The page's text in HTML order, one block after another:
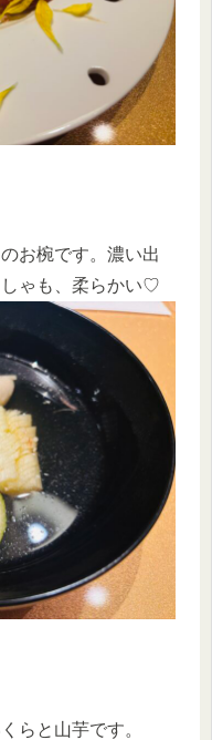
お椀です。濃い出
ゃも、柔らかい♡
らと山芋です。